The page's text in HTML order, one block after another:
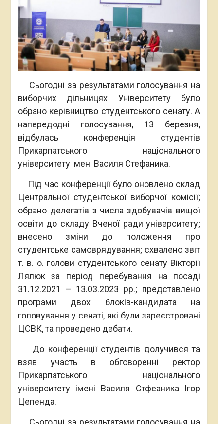
Сьогодні за результатами голосування на
виборчих дільницях Університету було
обрано керівництво студентського сенату. А
напередодні голосування, 13 березня,
відбулась конференція студентів
Прикарпатського національного
університету імені Василя Стефаника.
Під час конференції було оновлено склад
Центральної студентської виборчої комісії;
обрано делегатів з числа здобувачів вищої
освіти до складу Вченої ради університету;
внесено зміни до положення про
студентське самоврядування; схвалено звіт
т. в. о. голови студентського сенату Вікторії
Лялюк за період перебування на посаді
31.12.2021 – 13.03.2023 рр.; представлено
програми двох блоків-кандидата на
головування у сенаті, які були зареєстровані
ЦСВК, та проведено дебати.
До конференції студентів долучився та
взяв участь в обговоренні ректор
Прикарпатського національного
університету імені Василя Стфеаника Ігор
Цепенда.
Сьогодні за результатами голосування на